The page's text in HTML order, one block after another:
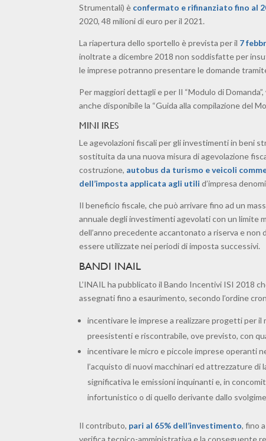
Strumentali) è confermato e rifinanziato fino al
2020, 48 milioni di euro per il 2021.
La riapertura dello sportello è prevista per il 7
inoltrate a dicembre 2018 non soddisfatte per
le imprese potranno presentare le domande
Per maggiori dettagli e per Il “Modulo di
anche disponibile la “Guida alla compilazione del
MINI IRES
Le agevolazioni fiscali per gli investimenti in beni
sostituita da una nuova misura di agevolazione
costruzione, autobus da turismo e veicoli
dell’imposta applicata agli utili d’impresa
Il beneficio fiscale, che può arrivare fino ad un
annuale degli investimenti agevolati con un limite
dell’anno precedente accantonato a riserva e
essere utilizzate nei periodi di imposta successivi.
BANDI INAIL
L’INAIL ha pubblicato il Bando Incentivi ISI 2018
assegnati fino a esaurimento, secondo l’ordine
incentivare le imprese a realizzare progetti per
preesistenti e riscontrabile, ove previsto, con
incentivare le micro e piccole imprese operanti
l’acquisto di nuovi macchinari ed attrezzature
significativa le emissioni inquinanti e, in
infortunistico o di quello derivante dallo
Il contributo, pari al 65% dell’investimento, fino